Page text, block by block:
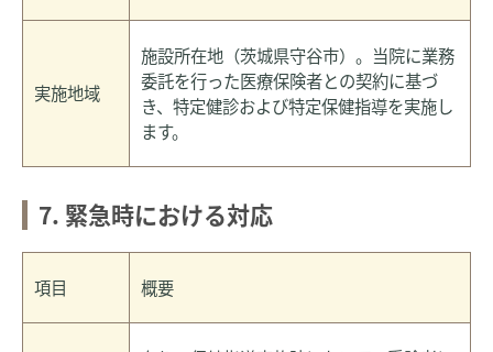
実施地域
施設所在地（茨城県守谷市）。当院に業務
委託を行った医療保険者との契約に基づ
き、特定健診および特定保健指導を実施し
ます。
7. 緊急時における対応
項目 概要